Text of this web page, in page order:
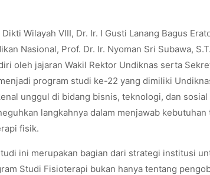
Wilayah VIII, Dr. Ir. I Gusti Lanang Bagus
Nasional, Prof. Dr. Ir. Nyoman Sri Subawa,
oleh jajaran Wakil Rektor Undiknas serta
program studi ke-22 yang dimiliki
unggul di bidang bisnis, teknologi, dan sosial
langkahnya dalam menjawab kebutuhan
fisik.
ini merupakan bagian dari strategi institusi
Studi Fisioterapi bukan hanya tentang